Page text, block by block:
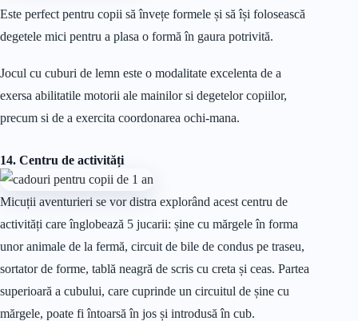
Este perfect pentru copii să învețe formele și să își folosească
degetele mici pentru a plasa o formă în gaura potrivită.
Jocul cu cuburi de lemn este o modalitate excelenta de a
exersa abilitatile motorii ale mainilor si degetelor copiilor,
precum si de a exercita coordonarea ochi-mana.
14. Centru de activități
Micuții aventurieri se vor distra explorând acest centru de
activități care înglobează 5 jucarii: șine cu mărgele în forma
unor animale de la fermă, circuit de bile de condus pe traseu,
sortator de forme, tablă neagră de scris cu creta și ceas. Partea
superioară a cubului, care cuprinde un circuitul de șine cu
mărgele, poate fi întoarsă în jos și introdusă în cub.